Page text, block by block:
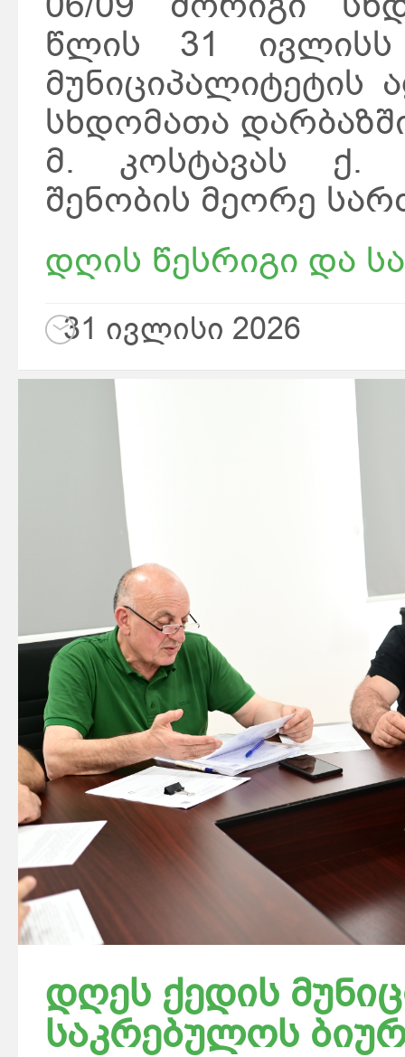
წლის 31 ივლისს
მუნიციპალიტეტის
სხდომათა
მ. კოსტავას ქ.
შენობის მეორე
დღის წესრიგი და
31 ივლისი 2026
დღეს ქედის
საკრებულოს